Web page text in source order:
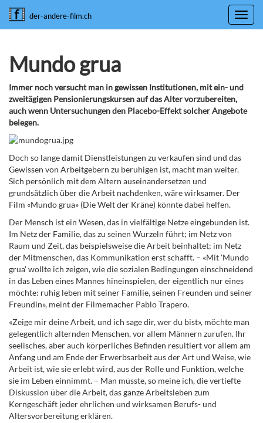
der-andere-film.ch
Mundo grua
Immer noch versucht man in gewissen Institutionen, mit ein- und
zweitägigen Pensionierungskursen auf das Alter vorzubereiten,
auch wenn Untersuchungen den Placebo-Effekt solcher Angebote
belegen.
Doch so lange damit Dienstleistungen zu verkaufen sind und das
Gewissen von Arbeitgebern zu beruhigen ist, macht man weiter.
Sich persönlich mit dem Altern auseinandersetzen und
grundsätzlich über die Arbeit nachdenken, wäre wirksamer. Der
Film «Mundo grua» (Die Welt der Kräne) könnte dabei helfen.
Der Mensch ist ein Wesen, das in vielfältige Netze eingebunden ist.
Im Netz der Familie, das zu seinen Wurzeln führt; im Netz von
Raum und Zeit, das beispielsweise die Arbeit beinhaltet; im Netz
der Mitmenschen, das Kommunikation erst schafft. – «Mit 'Mundo
grua' wollte ich zeigen, wie die sozialen Bedingungen einschneidend
in das Leben eines Mannes hineinspielen, der eigentlich nur eines
möchte: ruhig leben mit seiner Familie, seinen Freunden und seiner
Freundin», meint der Filmemacher Pablo Trapero.
«Zeige mir deine Arbeit, und ich sage dir, wer du bist», möchte man
gelegentlich alternden Menschen, vor allem Männern zurufen. Ihr
seelisches, aber auch körperliches Befinden resultiert vor allem am
Anfang und am Ende der Erwerbsarbeit aus der Art und Weise, wie
Arbeit ist, wie sie erlebt wird, aus der Rolle und Funktion, welche
sie im Leben einnimmt. – Man müsste, so meine ich, die vertiefte
Diskussion über die Arbeit, das ganze Arbeitsleben zum
Kerngeschäft jeder ehrlichen und wirksamen Berufs- und
Altersvorbereitung erklären.